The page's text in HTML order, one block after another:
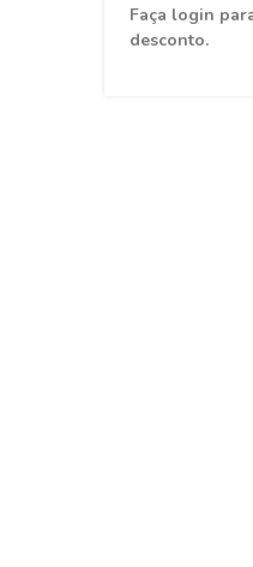
Faça login
desconto.